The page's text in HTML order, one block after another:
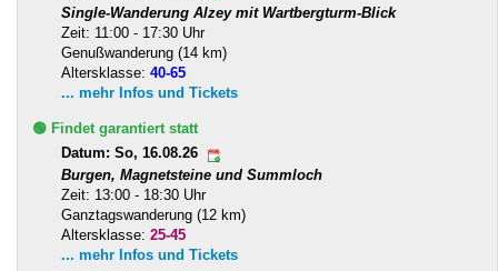
Single-Wanderung Alzey mit Wartbergturm-Blick
Zeit: 11:00 - 17:30 Uhr
Genußwanderung (14 km)
Altersklasse: 40-65
... mehr Infos und Tickets
🟢 Findet garantiert statt
Datum: So, 16.08.26
Burgen, Magnetsteine und Summloch
Zeit: 13:00 - 18:30 Uhr
Ganztagswanderung (12 km)
Altersklasse: 25-45
... mehr Infos und Tickets